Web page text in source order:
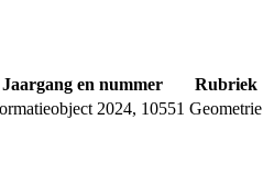
Jaargang en nummer
Rubriek
2024, 10551 Geometrie